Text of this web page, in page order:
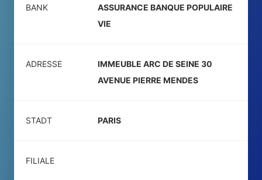
BANK
ASSURANCE BANQUE POPULAIRE
VIE
ADRESSE
IMMEUBLE ARC DE SEINE 30
AVENUE PIERRE MENDES
STADT PARIS
FILIALE